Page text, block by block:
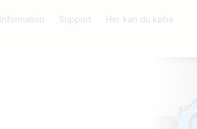
Information Support Her kan du købe